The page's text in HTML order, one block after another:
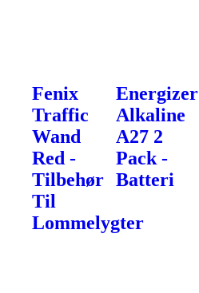
Fenix
Traffic
Wand
Red -
Tilbehør
Til
Lommelygter
Energizer
Alkaline
A27 2
Pack -
Batteri